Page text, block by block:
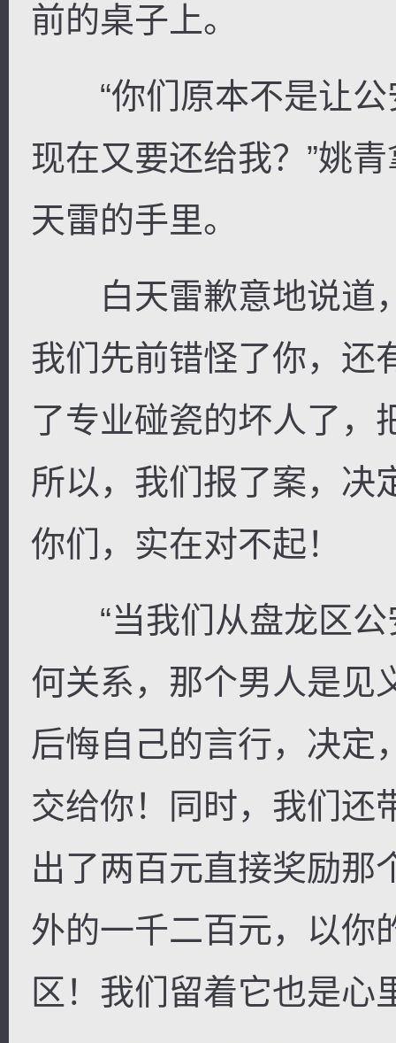
前的桌子上。
“你们原本不是让公
现在又要还给我？”姚
天雷的手里。
白天雷歉意地说道，
我们先前错怪了你，还
了专业碰瓷的坏人了，
所以，我们报了案，决
你们，实在对不起！
“当我们从盘龙区公
何关系，那个男人是见
后悔自己的言行，决定
交给你！同时，我们还
出了两百元直接奖励那
外的一千二百元，以你
区！我们留着它也是心